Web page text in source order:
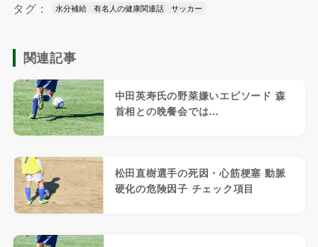
タグ： 水分補給 有名人の健康関連話 サッカー
関連記事
中田英寿氏の野菜嫌いエピソード 森
首相との晩餐会では…
松田直樹選手の死因・心筋梗塞 動脈
硬化の危険因子 チェック項目